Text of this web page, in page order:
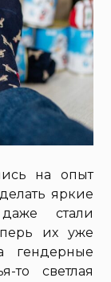
на опыт
яркие
стали
их уже
гендерные
то светлая